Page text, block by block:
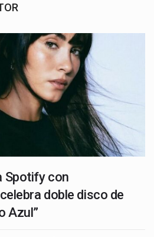
Spotify con
doble disco de
Azul”